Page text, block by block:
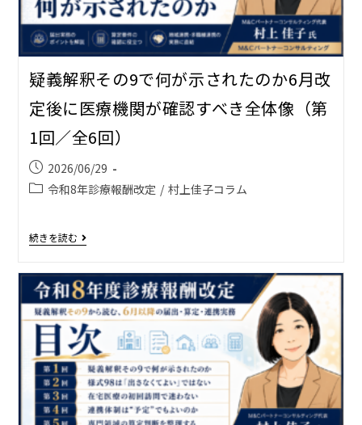
疑義解釈その9で何が示されたのか――6月改
定後に医療機関が確認すべき全体像（第
1回／全6回）
2026/06/29
令和8年診療報酬改定 / 村上佳子コラム
続きを読む